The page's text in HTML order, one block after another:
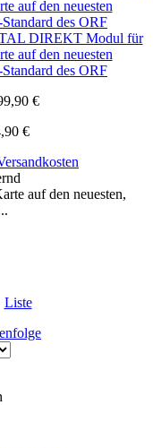
€
€
auf den neuesten,
Liste